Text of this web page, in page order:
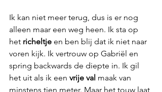
Ik kan niet meer terug, dus is er nog
alleen maar een weg heen. Ik sta op
het richeltje en ben blij dat ik niet naar
voren kijk. Ik vertrouw op Gabriël en
spring backwards de diepte in. Ik gil
het uit als ik een vrije val maak van
minstens tien meter. Maar het touw laat